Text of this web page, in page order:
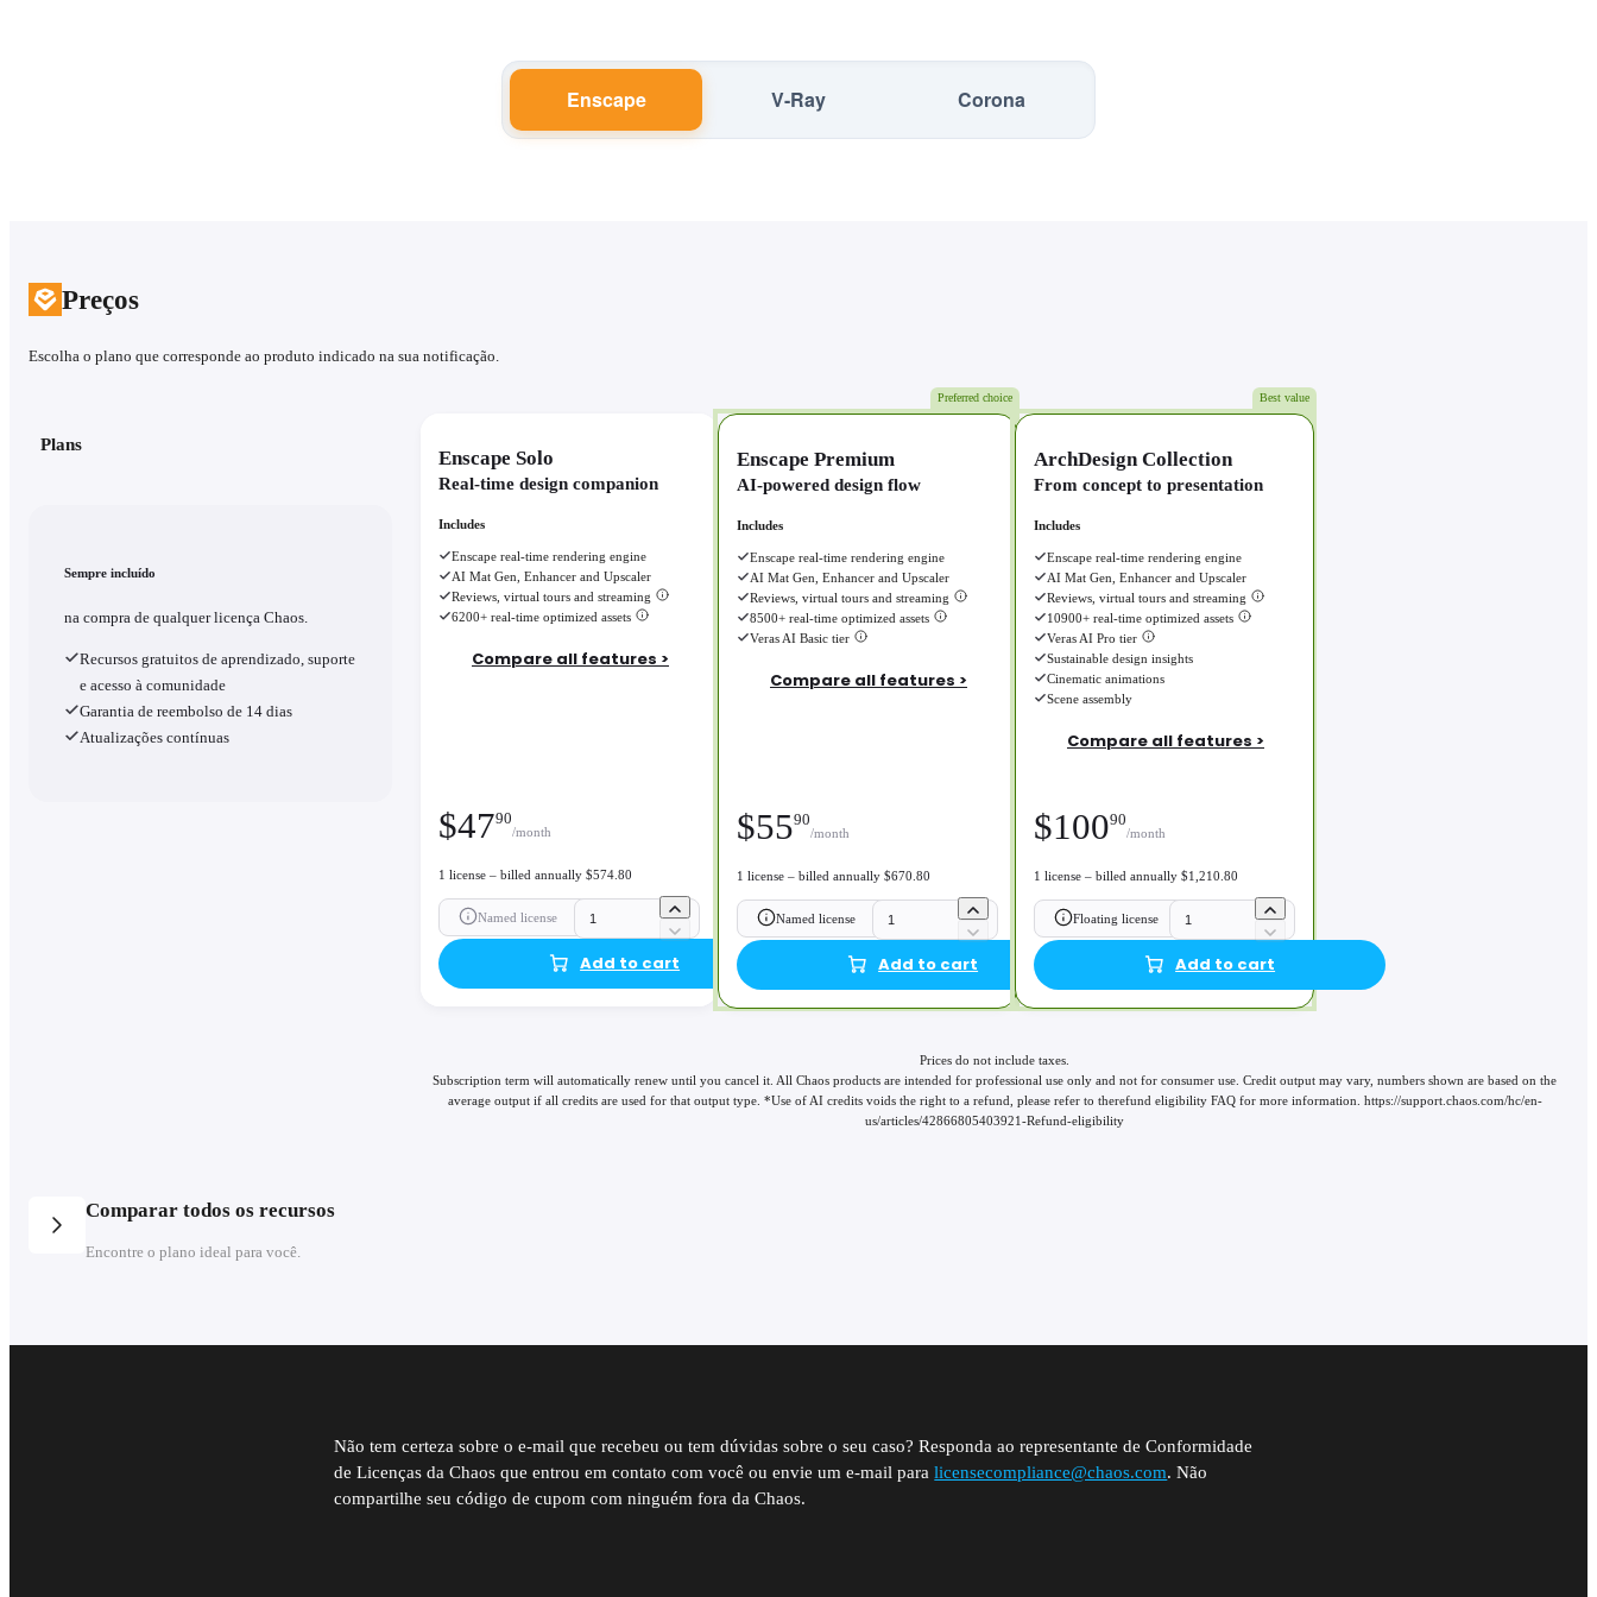
Enscape V-Ray Corona
Preços
Escolha o plano que corresponde ao produto indicado na sua notificação.
Plans
Sempre incluído
na compra de qualquer licença Chaos.
Recursos gratuitos de aprendizado, suporte
e acesso à comunidade
Garantia de reembolso de 14 dias
Atualizações contínuas
Enscape Solo
Real-time design companion
Includes
Enscape real-time rendering engine
AI Mat Gen, Enhancer and Upscaler
Reviews, virtual tours and streaming
6200+ real-time optimized assets
Compare all features >
$4790
/month
1 license – billed annually $574.80
Named license
Add to cart
Preferred choice
Enscape Premium
AI-powered design flow
Includes
Enscape real-time rendering engine
AI Mat Gen, Enhancer and Upscaler
Reviews, virtual tours and streaming
8500+ real-time optimized assets
Veras AI Basic tier
Compare all features >
$5590
/month
1 license – billed annually $670.80
Named license
Add to cart
Best value
ArchDesign Collection
From concept to presentation
Includes
Enscape real-time rendering engine
AI Mat Gen, Enhancer and Upscaler
Reviews, virtual tours and streaming
10900+ real-time optimized assets
Veras AI Pro tier
Sustainable design insights
Cinematic animations
Scene assembly
Compare all features >
$10090
/month
1 license – billed annually $1,210.80
Floating license
Add to cart
Prices do not include taxes.
Subscription term will automatically renew until you cancel it. All Chaos products are intended for professional use only and not for consumer use. Credit output may vary, numbers shown are based on the
average output if all credits are used for that output type. *Use of AI credits voids the right to a refund, please refer to therefund eligibility FAQ for more information. https://support.chaos.com/hc/en-
us/articles/42866805403921-Refund-eligibility
Comparar todos os recursos
Encontre o plano ideal para você.
Enscape Solo
$47 90
Enscape Premium ArchDesign Collection
Não tem certeza sobre o e-mail que recebeu ou tem dúvidas sobre o seu caso? Responda ao representante de Conformidade
de Licenças da Chaos que entrou em contato com você ou envie um e-mail paralicensecompliance@chaos.com. Não
compartilhe seu código de cupom com ninguém fora da Chaos.